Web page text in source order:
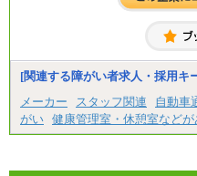
[関連する障がい者求人・採用キ
メーカー
スタッフ関連 自動車
がい 健康管理室・休憩室などが